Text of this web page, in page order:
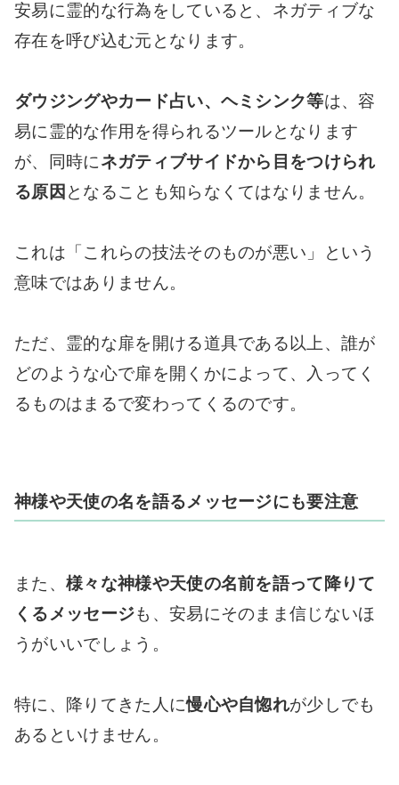
安易に霊的な行為をしていると、ネガティブな
存在を呼び込む元となります。
ダウジングやカード占い、ヘミシンク等は、容
易に霊的な作用を得られるツールとなります
が、同時にネガティブサイドから目をつけられ
る原因 となることも知らなくてはなりません。
これは「これらの技法そのものが悪い」という
意味ではありません。
ただ、霊的な扉を開ける道具である以上、誰が
どのような心で扉を開くかによって、入ってく
るものはまるで変わってくるのです。
神様や天使の名を語るメッセージにも要注意
また、 様々な神様や天使の名前を語って降りて
くるメッセージも、安易にそのまま信じないほ
うがいいでしょう。
特に、降りてきた人に慢心や自惚れが少しでも
あるといけません。